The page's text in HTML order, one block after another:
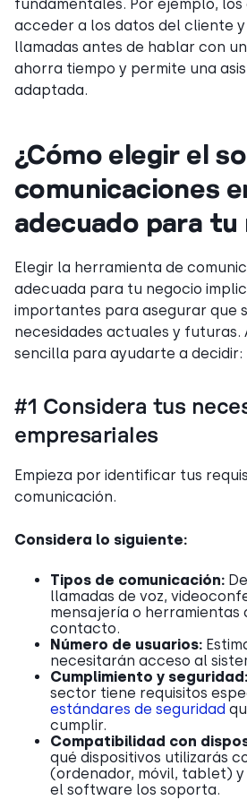
fundamentales. Por ejemplo,
acceder a los datos del cliente
llamadas antes de hablar con
ahorra tiempo y permite una
adaptada.
¿Cómo elegir el
comunicaciones
adecuado para tu
Elegir la herramienta de
adecuada para tu negocio
importantes para asegurar que
necesidades actuales y futuras.
sencilla para ayudarte a decidir:
#1 Considera tus
empresariales
Empieza por identificar tus
comunicación.
Considera lo siguiente:
Tipos de comunicación:
llamadas de voz,
mensajería o herramientas
contacto.
Número de usuarios:
necesitarán acceso al
Cumplimiento y seguridad:
sector tiene requisitos
estándares de seguridad
cumplir.
Compatibilidad con
qué dispositivos utilizarás
(ordenador, móvil, tablet)
el software los soporta.